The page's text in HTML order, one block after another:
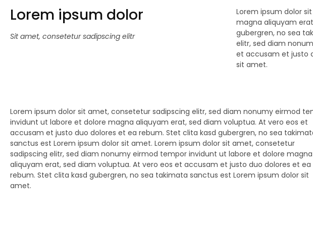
Lorem ipsum dolor
Sit amet, consetetur sadipscing elitr
Lorem ipsum dolor
magna aliquyam
gubergren, no sea
elitr, sed diam
et accusam et justo
sit amet.
Lorem ipsum dolor sit amet, consetetur sadipscing elitr, sed diam nonumy eirmod
invidunt ut labore et dolore magna aliquyam erat, sed diam voluptua. At vero eos et
accusam et justo duo dolores et ea rebum. Stet clita kasd gubergren, no sea
sanctus est Lorem ipsum dolor sit amet. Lorem ipsum dolor sit amet, consetetur
sadipscing elitr, sed diam nonumy eirmod tempor invidunt ut labore et dolore magna
aliquyam erat, sed diam voluptua. At vero eos et accusam et justo duo dolores et ea
rebum. Stet clita kasd gubergren, no sea takimata sanctus est Lorem ipsum dolor sit
amet.